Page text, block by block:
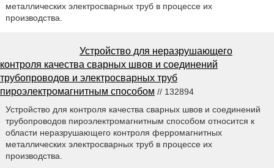
металлических электросварных труб в процессе их
производства.
Устройство для неразрушающего
контроля качества сварных швов и соединений
трубопроводов и электросварных труб
пироэлектромагнитным способом // 132894
Устройство для контроля качества сварных швов и соединений
трубопроводов пироэлектромагнитным способом относится к
области неразрушающего контроля ферромагнитных
металлических электросварных труб в процессе их
производства.